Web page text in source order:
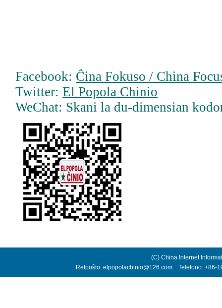
Facebook: Ĉina Fokuso / China
Twitter: El Popola Chinio
WeChat: Skani la du-dimensian
(C) China Internet
Retpoŝto: elpopolachinio@126.com Telefono: +86-